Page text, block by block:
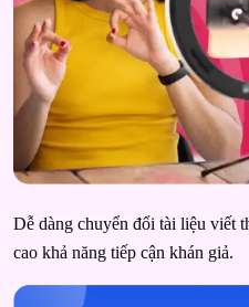
Dễ dàng chuyển đổi tài liệu viết
cao khả năng tiếp cận khán giả.